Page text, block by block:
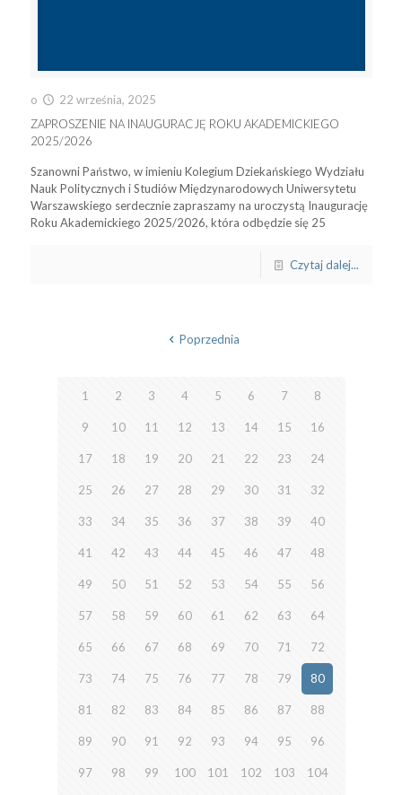
o
22 września, 2025
ZAPROSZENIE NA INAUGURACJĘ ROKU AKADEMICKIEGO
2025/2026
Szanowni Państwo, w imieniu Kolegium Dziekańskiego Wydziału
Nauk Politycznych i Studiów Międzynarodowych Uniwersytetu
Warszawskiego serdecznie zapraszamy na uroczystą Inaugurację
Roku Akademickiego 2025/2026, która odbędzie się 25
Czytaj dalej...
Poprzednia
1 2 3 4 5 6 7 8
9 10 11 12 13 14 15 16
17 18 19 20 21 22 23 24
25 26 27 28 29 30 31 32
33 34 35 36 37 38 39 40
41 42 43 44 45 46 47 48
49 50 51 52 53 54 55 56
57 58 59 60 61 62 63 64
65 66 67 68 69 70 71 72
73 74 75 76 77 78 79 80
81 82 83 84 85 86 87 88
89 90 91 92 93 94 95 96
97 98 99 100 101 102 103 104